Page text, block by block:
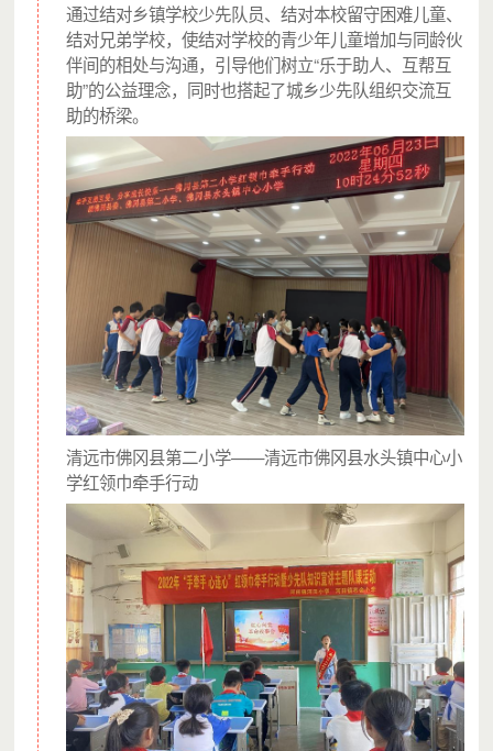
“三年来，这是第一次亲子活动走进石塘学校。石塘学校离县城
太远了，很多活动资源和信息都到不了，学生们相对整个安墩
镇的学生，能接收到的信息和资源实在少太多了。这次活动我
觉得非常成功，孩子非常开心，家长的参与率空前的高。”
这是关爱留守儿童项目的执行团队
在这场活动之后
他们曾再次走进石塘学校
为高年级学生带来一场
法治知识和防艾的趣味宣传活动
而在距离石塘村六百多公里外的
湛江市遂溪县分界小学
同样有着比例不低的留守儿童
许多孩子的爸爸妈妈
离开家乡到城市工作
通过结对乡镇学校少先队员、结对本校留守困难儿童、
结对兄弟学校，使结对学校的青少年儿童增加与同龄伙
伴间的相处与沟通，引导他们树立“乐于助人、互帮互
助”的公益理念，同时也搭起了城乡少先队组织交流互
助的桥梁。
清远市佛冈县第二小学——清远市佛冈县水头镇中心小
学红领巾牵手行动